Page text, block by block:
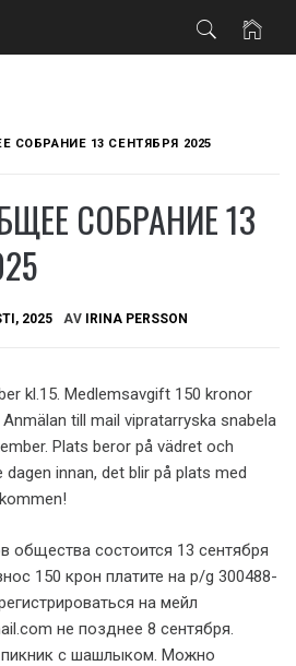
СОБРАНИЕ 13 СЕНТЯБРЯ 2025
СОБРАНИЕ 13
2025 AV IRINA PERSSON
kl.15. Medlemsavgift 150 kronor
till mail vipratarryska snabela
Plats beror på vädret och
innan, det blir på plats med
общества состоится 13 сентября
150 крон платите на p/g 300488-
на мейл
не позднее 8 сентября.
с шашлыком. Можно